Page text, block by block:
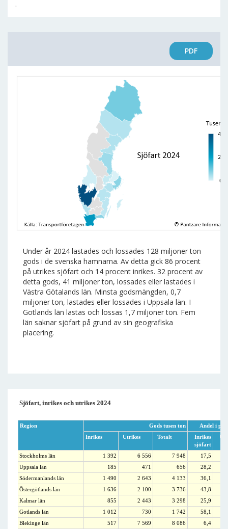
.
PDF
Under år 2024 lastades och lossades 128 miljoner ton
gods i de svenska hamnarna. Av detta gick 86 procent
på utrikes sjöfart och 14 procent inrikes. 32 procent av
detta gods, 41 miljoner ton, lossades eller lastades i
Västra Götalands län. Minsta godsmängden, 0,7
miljoner ton, lastades eller lossades i Uppsala län. I
Gotlands län lastas och lossas 1,7 miljoner ton. Fem
län saknar sjöfart på grund av sin geografiska
placering.
Sjöfart, inrikes och utrikes 2024
Region Gods tusen ton
Andel i
Inrikes
Utrikes Totalt
Inrikes
sjöfart
Stockholms län
1 392 6 556 7 948 17,5
Uppsala län
185 471 656 28,2
Södermanlands län
1 490 2 643 4 133 36,1
Östergötlands län
1 636 2 100 3 736 43,8
Kalmar län
855 2 443 3 298 25,9
Gotlands län
1 012 730 1 742 58,1
Blekinge län
517 7 569 8 086 6,4